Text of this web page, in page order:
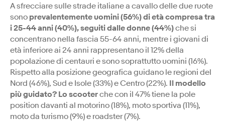
A sfrecciare sulle strade italiane a cavallo delle due ruote
sono prevalentemente uomini (56%) di età compresa tra
i 25-44 anni (40%), seguiti dalle donne (44%)che si
concentrano nella fascia 55-64 anni, mentre i giovani di
età inferiore ai 24 anni rappresentano il 12% della
popolazione di centauri e sono soprattutto uomini (16%).
Rispetto alla posizione geografica guidano le regioni del
Nord (46%), Sud e Isole (33%) e Centro (22%). Il modello
più guidato? Lo scooterche con il 47% tiene la pole
position davanti al motorino (18%), moto sportiva (11%),
moto da turismo (9%) e roadster (7%).